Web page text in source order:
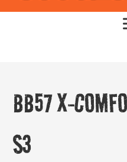
BB57 X-
S3